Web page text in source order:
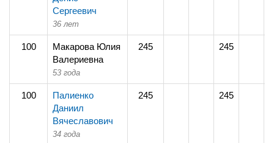
Сергеевич
36 лет
100
Макарова Юлия
Валериевна
53 года
245 245
100
Палиенко
Даниил
Вячеславович
34 года
245 245